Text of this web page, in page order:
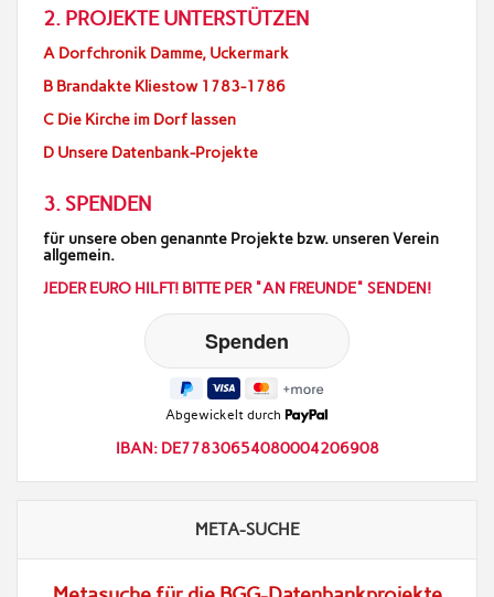
2. PROJEKTE UNTERSTÜTZEN
A Dorfchronik Damme, Uckermark
B Brandakte Kliestow 1783-1786
C Die Kirche im Dorf lassen
D Unsere Datenbank-Projekte
3. SPENDEN
für unsere oben genannte Projekte bzw. unseren Verein
allgemein.
JEDER EURO HILFT! BITTE PER "AN FREUNDE" SENDEN!
Abgewickelt durch
IBAN: DE77830654080004206908
META-SUCHE